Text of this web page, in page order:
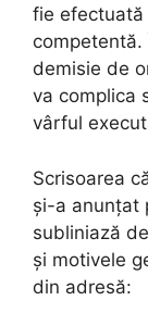
fie
demisie de
va complica
vârful
Scrisoarea
și-a anunțat
subliniază
și motivele
din adresă: